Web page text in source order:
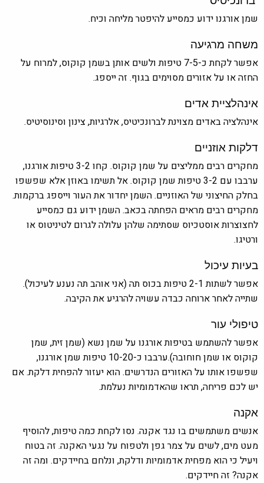
שמן אורגנו ידוע כמסייע להיפטר מליחה וכיח.
משחה מרגיעה
אפשר לקחת כ-7-5 טיפות ולשים אותן בשמן קוקוס, למרוח על
החזה או על אזורים מסוימים בגוף. זה ייספג.
אינהלציית אדים
אינהלציה באדים מצוינת לברונכיטיס, אלרגיות, צינון וסינוסיטיס.
דלקות אוזניים
מחקרים רבים ממליצים על שמן קוקוס. קחו 3-2 טיפות אורגנו,
ערבבו עם 3-2 טיפות שמן קוקוס. אל תשימו באוזן אלא שפשפו
בחלק החיצוני של האוזניים. השמן יחדור את העור וייספג ברקמות.
מחקרים רבים מראים הפחתה בכאב. השמן ידוע גם כמסייע
לחצוצרות אוסטכיוס שסתימה שלהן עלולה לגרום לטיניטוס או
ורטיגו.
בעיות עיכול
אפשר לשתות 2-1 טיפות בכוס תה (אני אוהב תה נענע לעיכול).
שתייה לאחר ארוחה כבדה עשויה להרגיע את הקיבה.
טיפולי עור
אפשר להשתמש בטיפות אורגנו על שמן נשא (שמן זית, שמן
קוקוס או שמן חוחובה).ערבבו כ-10-20 טיפות שמן אורגנו,
שפשפו אותו על האזורים הנדרשים. הוא יעזור להפחית דלקת. אם
יש לכם פריחה, תראו שהאדמומיות נעלמת.
אקנה
אנשים משתמשים בו נגד אקנה. נסו לקחת כמה טיפות, להוסיף
מעט מים, לשים על צמר גפן ולטפוח על נגעי האקנה. זה בטוח
ויעיל כי הוא מפחית אדמומיות ודלקת, ונלחם בחיידקים. ומה זה
אקנה? זה חיידקים.